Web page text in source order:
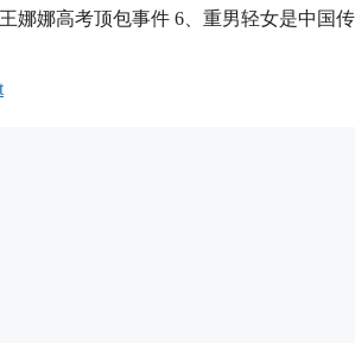
娜娜高考顶包事件 6、重男轻女是中国